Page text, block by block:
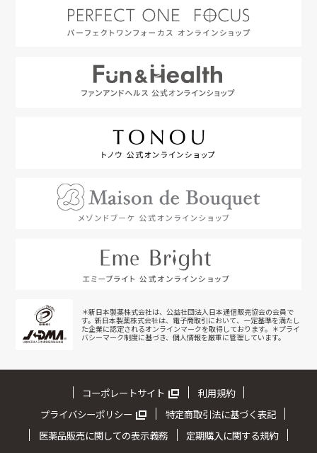
＊新日本製薬株式会社は、公益社団法人日本通信販売協会の会員で
す。新日本製薬株式会社は、電子商取引において、一定基準を満たし
た企業に認定されるオンラインマークを取得しております。＊プライ
バシーマーク制度に基づき、個人情報を厳重に管理しています。
コーポレートサイト
利用規約
プライバシーポリシー
特定商取引法に基づく表記
医薬品販売に関しての表示義務
定期購入に関する規約